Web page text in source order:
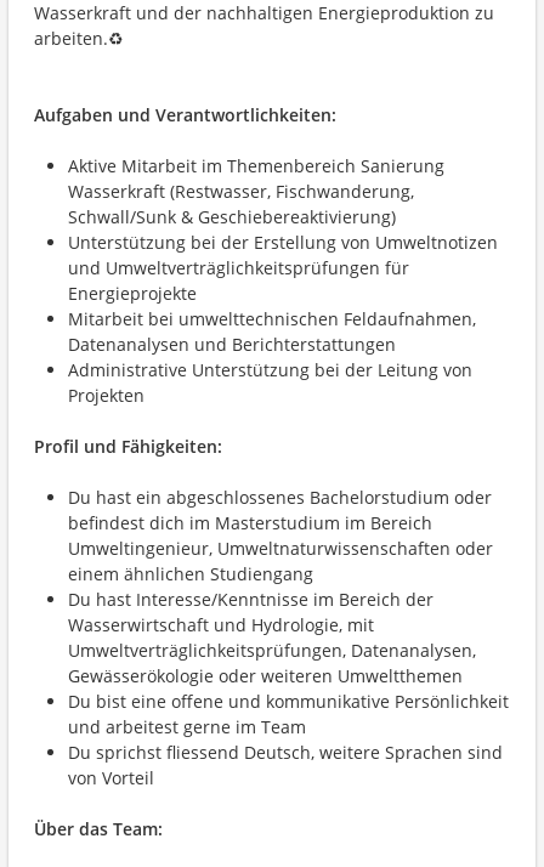
Wasserkraft und der nachhaltigen Energieproduktion zu
arbeiten.♻
Aufgaben und Verantwortlichkeiten:
Aktive Mitarbeit im Themenbereich Sanierung
Wasserkraft (Restwasser, Fischwanderung,
Schwall/Sunk & Geschiebereaktivierung)
Unterstützung bei der Erstellung von Umweltnotizen
und Umweltverträglichkeitsprüfungen für
Energieprojekte
Mitarbeit bei umwelttechnischen Feldaufnahmen,
Datenanalysen und Berichterstattungen
Administrative Unterstützung bei der Leitung von
Projekten
Profil und Fähigkeiten:
Du hast ein abgeschlossenes Bachelorstudium oder
befindest dich im Masterstudium im Bereich
Umweltingenieur, Umweltnaturwissenschaften oder
einem ähnlichen Studiengang
Du hast Interesse/Kenntnisse im Bereich der
Wasserwirtschaft und Hydrologie, mit
Umweltverträglichkeitsprüfungen, Datenanalysen,
Gewässerökologie oder weiteren Umweltthemen
Du bist eine offene und kommunikative Persönlichkeit
und arbeitest gerne im Team
Du sprichst fliessend Deutsch, weitere Sprachen sind
von Vorteil
Über das Team: